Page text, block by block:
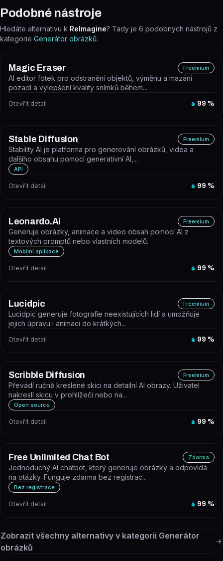
Podobné nástroje
Hledáte alternativu k ReImagine? Tady je 6 podobných nástrojů z
kategorie Generátor obrázků.
Magic Eraser Freemium
AI editor fotek pro odstranění objektů, výměnu a mazání
pozadí a vylepšení kvality snímků během...
Otevřít detail 99 %
Stable Diffusion Freemium
Stability AI je platforma pro generování obrázků, videa a
dalšího obsahu pomocí generativní AI,...
API
Otevřít detail 99 %
Leonardo.Ai Freemium
Generuje obrázky, animace a video obsah pomocí AI z
textových promptů nebo vlastních modelů.
Mobilní aplikace
Otevřít detail 99 %
Lucidpic Freemium
Lucidpic generuje fotografie neexistujících lidí a umožňuje
jejich úpravu i animaci do krátkých...
Otevřít detail 99 %
Scribble Diffusion Freemium
Převádí ručně kreslené skici na detailní AI obrazy. Uživatel
nakreslí skicu v prohlížeči nebo na...
Open source
Otevřít detail 99 %
Free Unlimited Chat Bot Zdarma
Jednoduchý AI chatbot, který generuje obrázky a odpovídá
na otázky. Funguje zdarma bez registrac...
Bez registrace
Otevřít detail 99 %
Zobrazit všechny alternativy v kategorii Generátor
obrázků